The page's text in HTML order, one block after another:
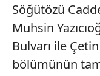
Söğütözü
Muhsin
Bulvarı ile
bölümünün